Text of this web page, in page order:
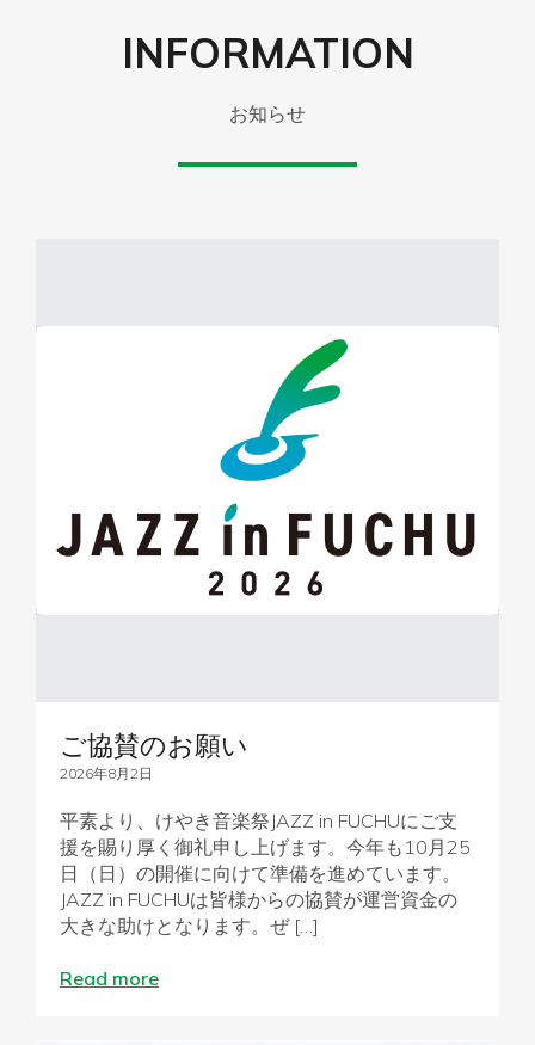
INFORMATION
お知らせ
ご協賛のお願い
2026年8月2日
平素より、けやき音楽祭JAZZ in FUCHUにご支
援を賜り厚く御礼申し上げます。今年も10月25
日（日）の開催に向けて準備を進めています。
JAZZ in FUCHUは皆様からの協賛が運営資金の
大きな助けとなります。ぜ […]
Read more